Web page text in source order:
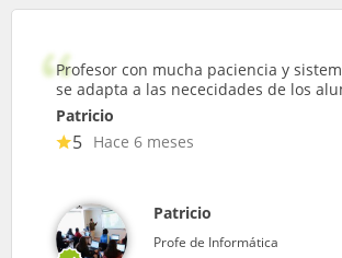
Profesor con mucha paciencia y
se adapta a las nececidades de los
Patricio
5 Hace 6 meses
Patricio
Profe de Informática